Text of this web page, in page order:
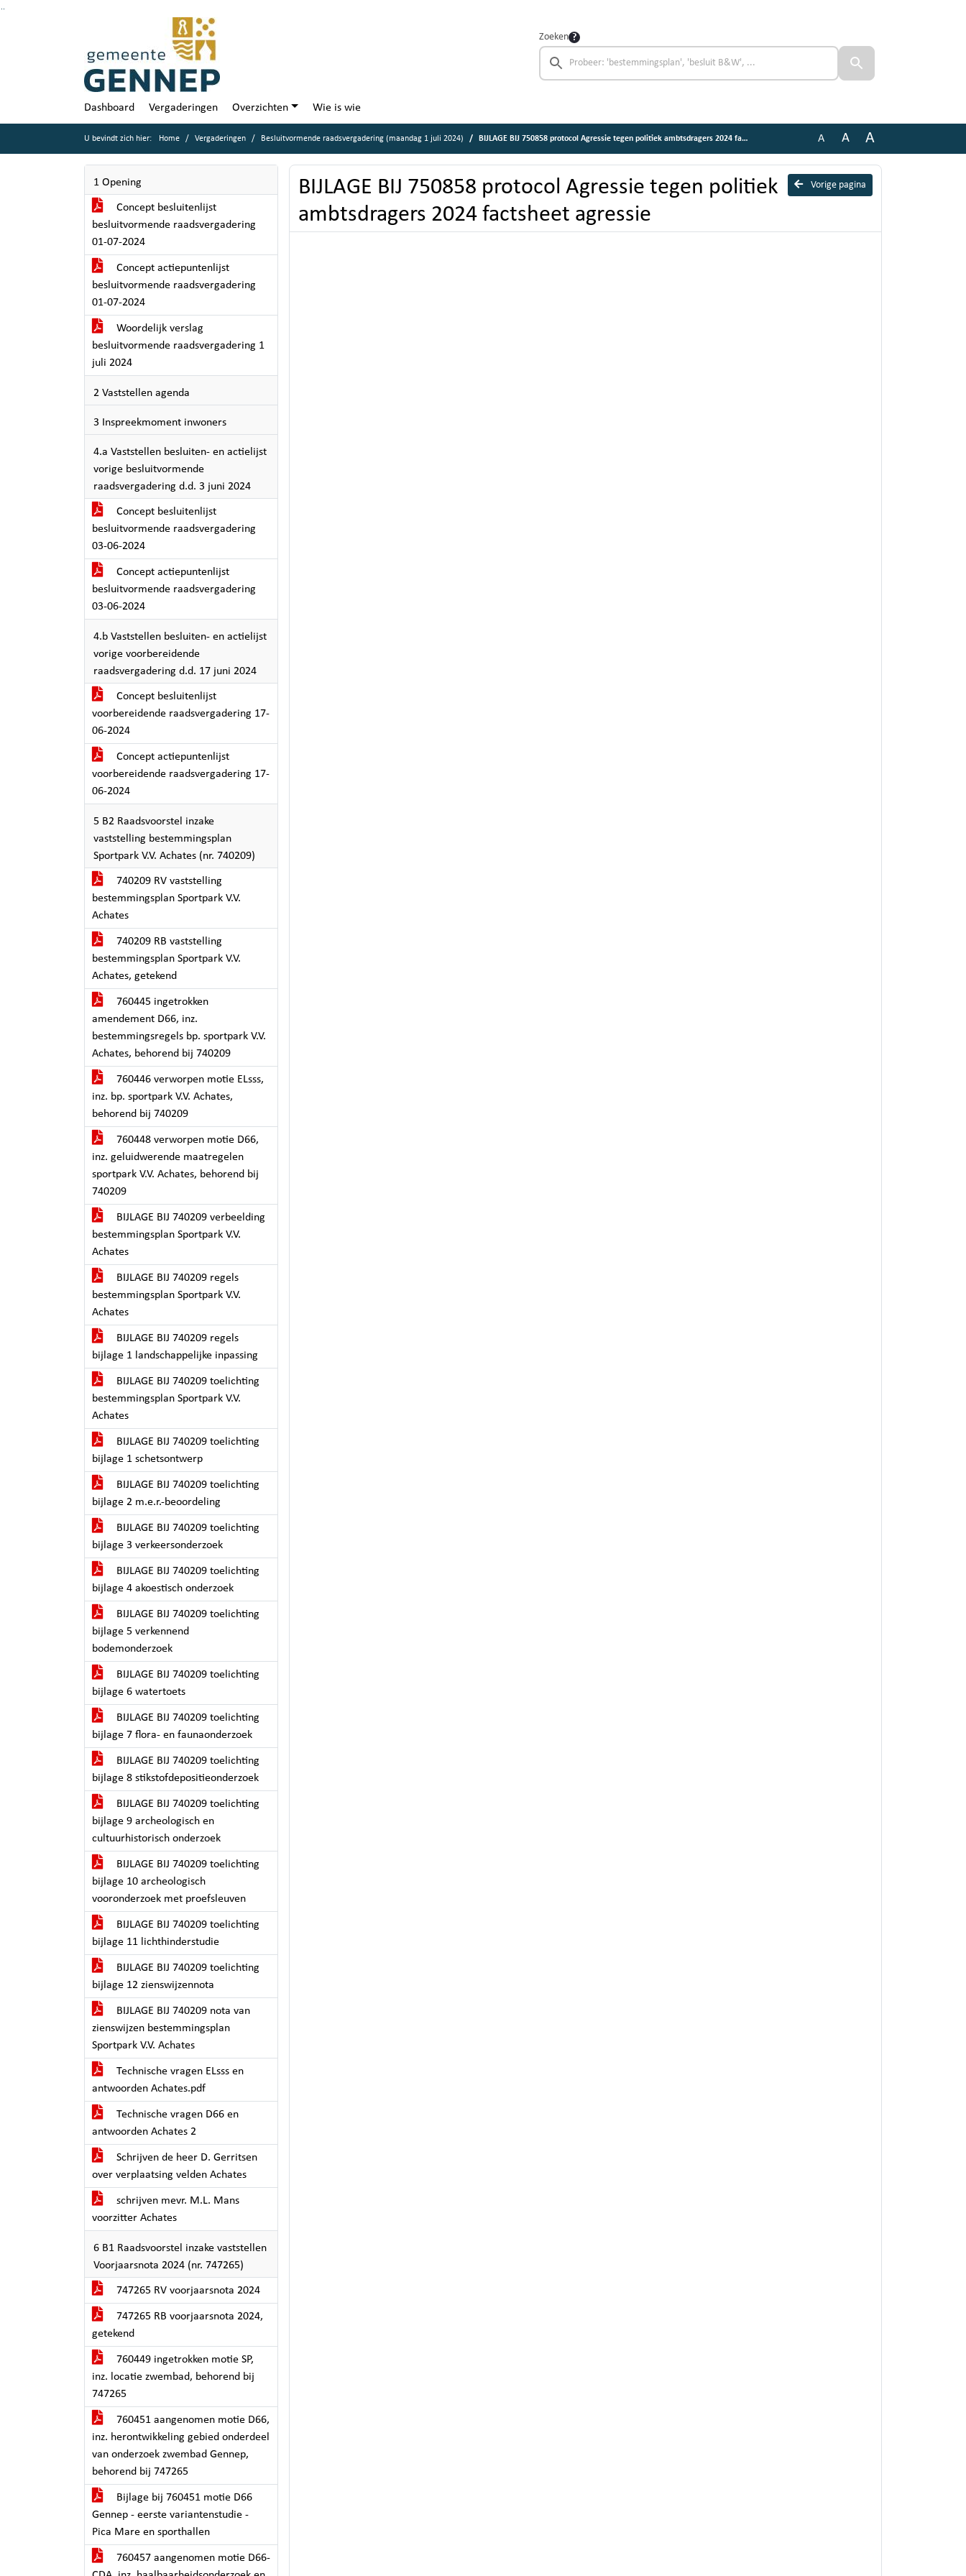
Zoeken
Dashboard Vergaderingen Overzichten Wie is wie
U bevindt zich hier: Home Vergaderingen Besluitvormende raadsvergadering (maandag 1 juli 2024) BIJLAGE BIJ 750858 protocol Agressie tegen politiek ambtsdragers 2024 factsheet agressie A A A
1 Opening
Concept besluitenlijst
besluitvormende raadsvergadering
01-07-2024
Concept actiepuntenlijst
besluitvormende raadsvergadering
01-07-2024
Woordelijk verslag
besluitvormende raadsvergadering 1
juli 2024
2 Vaststellen agenda
3 Inspreekmoment inwoners
4.a Vaststellen besluiten- en actielijst
vorige besluitvormende
raadsvergadering d.d. 3 juni 2024
Concept besluitenlijst
besluitvormende raadsvergadering
03-06-2024
Concept actiepuntenlijst
besluitvormende raadsvergadering
03-06-2024
4.b Vaststellen besluiten- en actielijst
vorige voorbereidende
raadsvergadering d.d. 17 juni 2024
Concept besluitenlijst
voorbereidende raadsvergadering 17-
06-2024
Concept actiepuntenlijst
voorbereidende raadsvergadering 17-
06-2024
5 B2 Raadsvoorstel inzake
vaststelling bestemmingsplan
Sportpark V.V. Achates (nr. 740209)
740209 RV vaststelling
bestemmingsplan Sportpark V.V.
Achates
740209 RB vaststelling
bestemmingsplan Sportpark V.V.
Achates, getekend
760445 ingetrokken
amendement D66, inz.
bestemmingsregels bp. sportpark V.V.
Achates, behorend bij 740209
760446 verworpen motie ELsss,
inz. bp. sportpark V.V. Achates,
behorend bij 740209
760448 verworpen motie D66,
inz. geluidwerende maatregelen
sportpark V.V. Achates, behorend bij
740209
BIJLAGE BIJ 740209 verbeelding
bestemmingsplan Sportpark V.V.
Achates
BIJLAGE BIJ 740209 regels
bestemmingsplan Sportpark V.V.
Achates
BIJLAGE BIJ 740209 regels
bijlage 1 landschappelijke inpassing
BIJLAGE BIJ 740209 toelichting
bestemmingsplan Sportpark V.V.
Achates
BIJLAGE BIJ 740209 toelichting
bijlage 1 schetsontwerp
BIJLAGE BIJ 740209 toelichting
bijlage 2 m.e.r.-beoordeling
BIJLAGE BIJ 740209 toelichting
bijlage 3 verkeersonderzoek
BIJLAGE BIJ 740209 toelichting
bijlage 4 akoestisch onderzoek
BIJLAGE BIJ 740209 toelichting
bijlage 5 verkennend
bodemonderzoek
BIJLAGE BIJ 740209 toelichting
bijlage 6 watertoets
BIJLAGE BIJ 740209 toelichting
bijlage 7 flora- en faunaonderzoek
BIJLAGE BIJ 740209 toelichting
bijlage 8 stikstofdepositieonderzoek
BIJLAGE BIJ 740209 toelichting
bijlage 9 archeologisch en
cultuurhistorisch onderzoek
BIJLAGE BIJ 740209 toelichting
bijlage 10 archeologisch
vooronderzoek met proefsleuven
BIJLAGE BIJ 740209 toelichting
bijlage 11 lichthinderstudie
BIJLAGE BIJ 740209 toelichting
bijlage 12 zienswijzennota
BIJLAGE BIJ 740209 nota van
zienswijzen bestemmingsplan
Sportpark V.V. Achates
Technische vragen ELsss en
antwoorden Achates.pdf
Technische vragen D66 en
antwoorden Achates 2
Schrijven de heer D. Gerritsen
over verplaatsing velden Achates
schrijven mevr. M.L. Mans
voorzitter Achates
6 B1 Raadsvoorstel inzake vaststellen
Voorjaarsnota 2024 (nr. 747265)
747265 RV voorjaarsnota 2024
747265 RB voorjaarsnota 2024,
getekend
760449 ingetrokken motie SP,
inz. locatie zwembad, behorend bij
747265
760451 aangenomen motie D66,
inz. herontwikkeling gebied onderdeel
van onderzoek zwembad Gennep,
behorend bij 747265
Bijlage bij 760451 motie D66
Gennep - eerste variantenstudie -
Pica Mare en sporthallen
760457 aangenomen motie D66-
Vorige pagina
BIJLAGE BIJ 750858 protocol Agressie tegen politiek
ambtsdragers 2024 factsheet agressie